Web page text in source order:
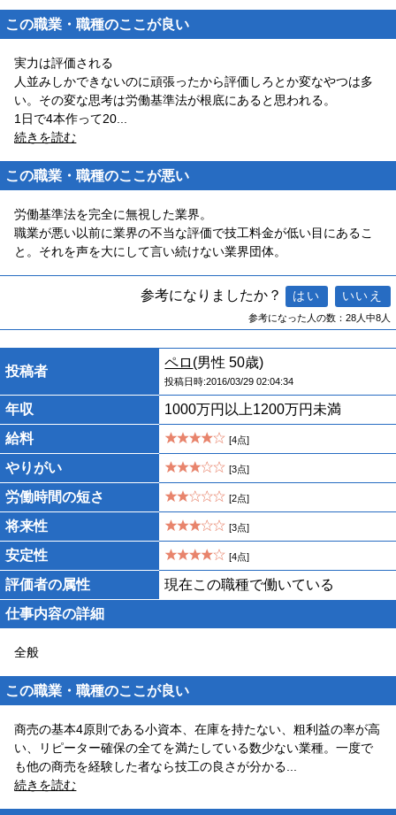
この職業・職種のここが良い
実力は評価される
人並みしかできないのに頑張ったから評価しろとか変なやつは多
い。その変な思考は労働基準法が根底にあると思われる。
1日で4本作って20
続きを読む
この職業・職種のここが悪い
労働基準法を完全に無視した業界。
職業が悪い以前に業界の不当な評価で技工料金が低い目にあるこ
と。それを声を大にして言い続けない業界団体。
参考になりましたか？
参考になった人の数：28人中8人
投稿者
ペロ (男性 50歳)
投稿日時:2016/03/29 02:04:34
年収
1000万円以上1200万円未満
給料
[4点]
やりがい [3点]
労働時間の短さ [2点]
将来性 [3点]
安定性 [4点]
評価者の属性
現在この職種で働いている
仕事内容の詳細
全般
この職業・職種のここが良い
商売の基本4原則である小資本、在庫を持たない、粗利益の率が高
い、リピーター確保の全てを満たしている数少ない業種。一度で
も他の商売を経験した者なら技工の良さが分かる
続きを読む